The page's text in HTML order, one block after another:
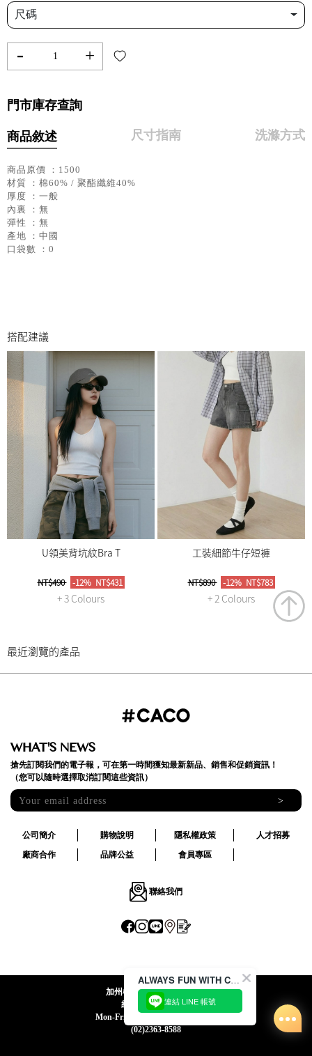
尺碼
- +
門市庫存查詢
商品敘述 尺寸指南 洗滌方式
商品原價 ：1500
材質 ：棉60% / 聚酯纖維40%
厚度 ：一般
內裏 ：無
彈性 ：無
產地 ：中國
口袋數 ：0
搭配建議
U領美背坑紋Bra T
NT$490 -12% NT$431
+ 3 Colours
工裝細節牛仔短褲
NT$890 -12% NT$783
+ 2 Colours
最近瀏覽的產品
WHAT'S NEWS
搶先訂閱我們的電子報，可在第一時間獲知最新新品、銷售和促銷資訊！
（您可以隨時選擇取消訂閱這些資訊）
>
公司簡介 購物說明 隱私權政策
人才招募
廠商合作
品牌公益 會員專區
聯絡我們
加州椰子國際股份有限公司
統一編號:24492069
Mon-Fri 09:00-12:30 / 13:30-18:00
(02)2363-8588
ALWAYS FUN WITH CACO !
連結 LINE 帳號